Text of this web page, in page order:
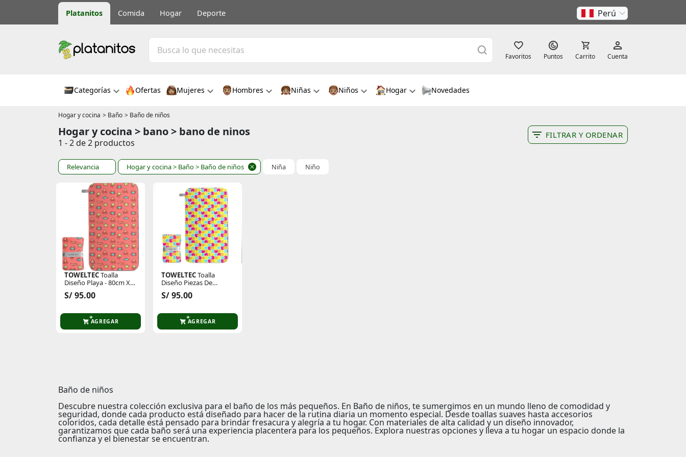
Platanitos Comida Hogar Deporte Perú
Favoritos Puntos Carrito Cuenta
Categorías Ofertas Mujeres Hombres Niñas Niños Hogar Novedades
Hogar y cocina > Baño > Baño de niños
Hogar y cocina > bano > bano de ninos
1 - 2 de 2 productos
FILTRAR Y ORDENAR
Relevancia Hogar y cocina> Baño > Baño de niños Niña Niño
TOWELTECToalla
Diseño Playa - 80cm X
130cm
S/ 95.00
AGREGAR
TOWELTECToalla
Diseño Piezas De
Rompecabezas - 80cm
X 130cm
S/ 95.00
AGREGAR
Baño de niños
Descubre nuestra colección exclusiva para el baño de los más pequeños. En Baño de niños, te sumergimos en un mundo lleno de comodidad y
seguridad, donde cada producto está diseñado para hacer de la rutina diaria un momento especial. Desde toallas suaves hasta accesorios
coloridos, cada detalle está pensado para brindarfresacura yalegría a tu hogar. Con materiales de alta calidad y un diseño innovador,
garantizamos que cada baño será una experiencia placentera para los pequeños. Explora nuestras opciones y lleva a tu hogar un espacio donde la
confianza y el bienestarse encuentran.